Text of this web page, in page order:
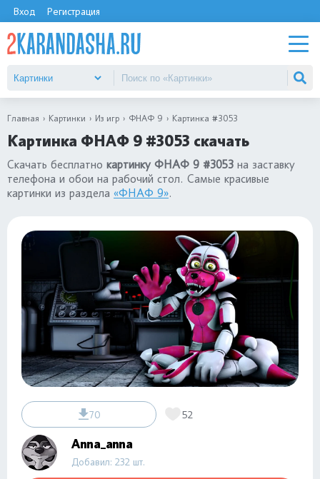
Вход Регистрация
Главная Картинки Из игр ФНАФ 9 Картинка #3053
Картинка ФНАФ 9 #3053 скачать
Скачать бесплатно картинку ФНАФ 9 #3053 на заставку
телефона и обои на рабочий стол. Самые красивые
картинки из раздела «ФНАФ 9».
70 52
Anna_anna
Добавил: 232 шт.